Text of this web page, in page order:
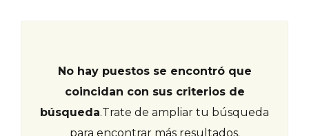
No hay puestos se encontró que
coincidan con sus criterios de
búsqueda.Trate de ampliar tu búsqueda
para encontrar más resultados.